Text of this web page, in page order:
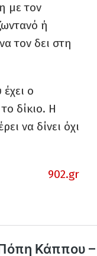
με τον
ή
τον δει στη
ο
δίκιο. Η
να δίνει όχι
902.gr